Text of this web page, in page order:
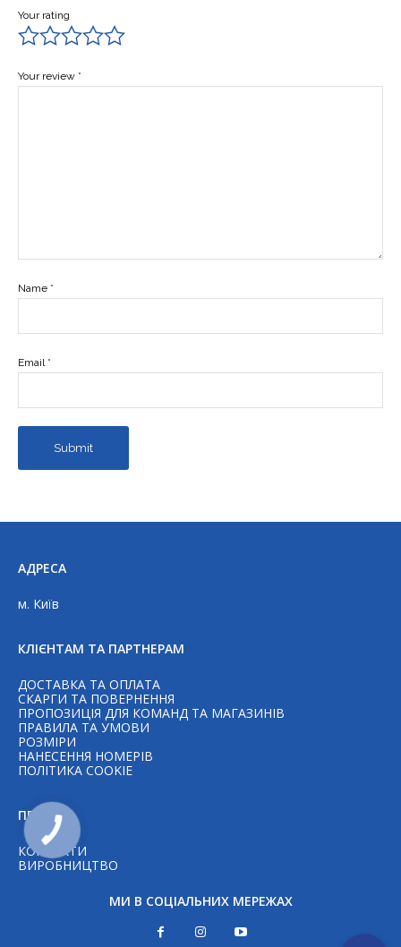
Your rating
Your review *
Name *
Email *
АДРЕСА
м. Київ
КЛІЄНТАМ ТА ПАРТНЕРАМ
ДОСТАВКА ТА ОПЛАТА
СКАРГИ ТА ПОВЕРНЕННЯ
ПРОПОЗИЦІЯ ДЛЯ КОМАНД ТА МАГАЗИНІВ
ПРАВИЛА ТА УМОВИ
РОЗМІРИ
НАНЕСЕННЯ НОМЕРІВ
ПОЛІТИКА COOKIE
ПРО НАС
КОНТАКТИ
ВИРОБНИЦТВО
МИ В СОЦІАЛЬНИХ МЕРЕЖАХ
КНОПКА
ЗВ'ЯЗКУ